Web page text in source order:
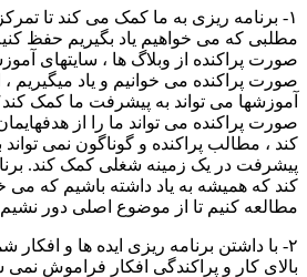
۱- برنامه ریزی به ما کمک می کند تا
مطلبی که می خواهیم یاد بگیریم حفظ
صورت پراکنده از وبلاگ ها ، سایتهای
صورت پراکنده می خوانیم و یاد میگیریم
آموزشها می تواند به پیشرفت ما کمک
صورت پراکنده می تواند ما را از
کند ، مطالب پراکنده و گوناگون نمی
پیشرفت در یک زمینه شغلی کمک کند.
کند که همیشه به یاد داشته باشیم که می
مطالعه کنیم تا از موضوع اصلی دور
۲- با داشتن برنامه ریزی ایده ها و افکار
بالای کار و پراکندگی افکار فراموش نمی